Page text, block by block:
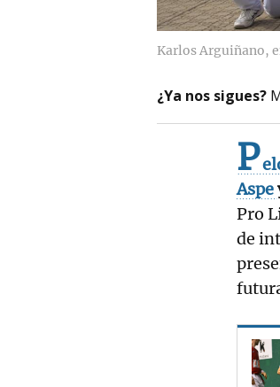
Karlos Arguiñano,
¿Ya nos sigues?
P
Aspe
Pro
de